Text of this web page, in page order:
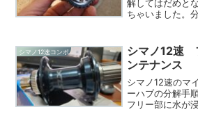
解してはだめと
ちゃいました。
た。あっ、最近
「SCYLENCE」
シマノ12速コンポ
シマノ12速
ンテナンス
シマノ12速のマ
ーハブの分解手
フリー部に水が